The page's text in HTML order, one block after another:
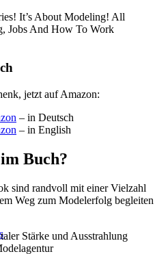
It’s About Modeling! All
Jobs And How To Work
jetzt auf Amazon:
– in Deutsch
– in English
Buch?
sind randvoll mit einer Vielzahl
Weg zum Modelerfolg begleiten
Stärke und Ausstrahlung